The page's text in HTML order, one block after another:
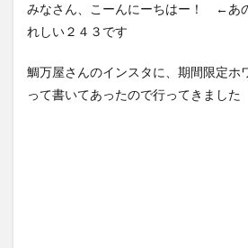
みなさん、こーんにーちはー！ ←あ
れしい２４３です
鯛万屋さんのインスタに、期間限定ホ
って書いてあったので行ってきました